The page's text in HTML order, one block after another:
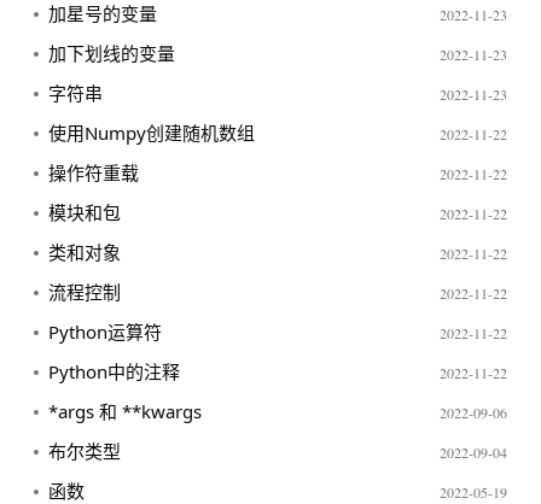
加星号的变量 2022-11-23
加下划线的变量 2022-11-23
字符串 2022-11-23
使用Numpy创建随机数组 2022-11-22
操作符重载 2022-11-22
模块和包 2022-11-22
类和对象 2022-11-22
流程控制 2022-11-22
Python运算符 2022-11-22
Python中的注释 2022-11-22
*args 和 **kwargs 2022-09-06
布尔类型 2022-09-04
函数 2022-05-19